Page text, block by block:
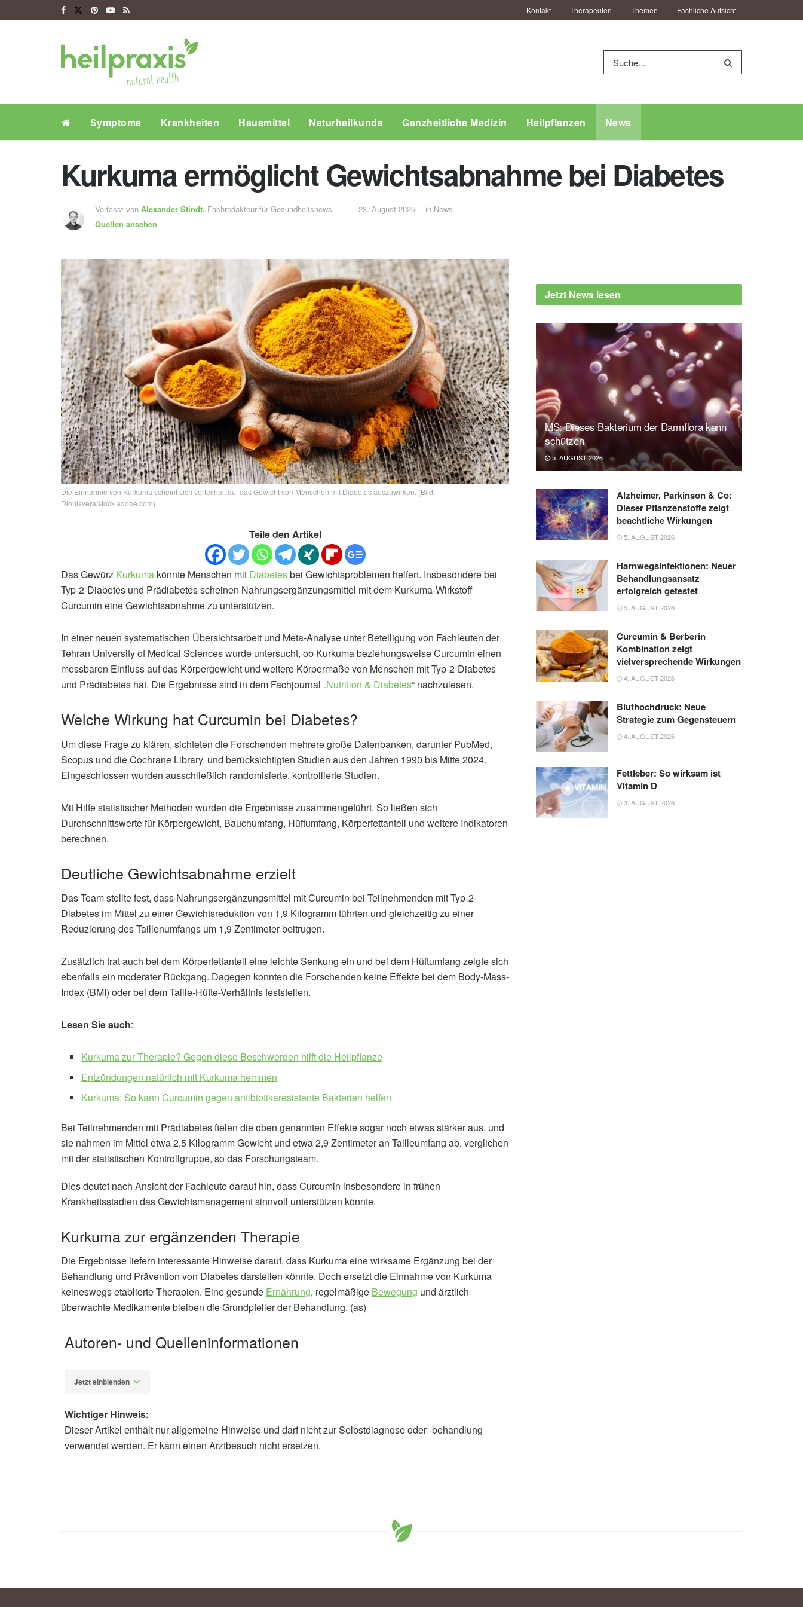
Kontakt Therapeuten Themen Fachliche Aufsicht
Symptome Krankheiten Hausmittel Naturheilkunde Ganzheitliche Medizin Heilpflanzen News
Kurkuma ermöglicht Gewichtsabnahme bei Diabetes
Verfasst von Alexander Stindt, Fachredakteur für Gesundheitsnews
Quellen ansehen
23. August 2025 in News
Die Einnahme von Kurkuma scheint sich vorteilhaft auf das Gewicht von Menschen mit Diabetes auszuwirken. (Bild:
Dionisvera/stock.adobe.com)
Teile den Artikel
Das Gewürz Kurkuma könnte Menschen mit Diabetesbei Gewichtsproblemen helfen. Insbesondere bei
Typ-2-Diabetes und Prädiabetes scheinen Nahrungsergänzungsmittel mit dem Kurkuma-Wirkstoff
Curcumin eine Gewichtsabnahme zu unterstützen.
In einer neuen systematischen Übersichtsarbeit und Meta-Analyse unter Beteiligung von Fachleuten der
Tehran University of Medical Sciences wurde untersucht, ob Kurkuma beziehungsweise Curcumin einen
messbaren Einfluss auf das Körpergewicht und weitere Körpermaße von Menschen mit Typ-2-Diabetes
und Prädiabetes hat. Die Ergebnisse sind in dem Fachjournal „Nutrition & Diabetes“ nachzulesen.
Welche Wirkung hat Curcumin bei Diabetes?
Um diese Frage zu klären, sichteten die Forschenden mehrere große Datenbanken, darunter PubMed,
Scopus und die Cochrane Library, und berücksichtigten Studien aus den Jahren 1990 bis Mitte 2024.
Eingeschlossen wurden ausschließlich randomisierte, kontrollierte Studien.
Mit Hilfe statistischer Methoden wurden die Ergebnisse zusammengeführt. So ließen sich
Durchschnittswerte für Körpergewicht, Bauchumfang, Hüftumfang, Körperfettanteil und weitere Indikatoren
berechnen.
Deutliche Gewichtsabnahme erzielt
Das Team stellte fest, dass Nahrungsergänzungsmittel mit Curcumin bei Teilnehmenden mit Typ-2-
Diabetes im Mittel zu einer Gewichtsreduktion von 1,9 Kilogramm führten und gleichzeitig zu einer
Reduzierung des Taillenumfangs um 1,9 Zentimeter beitrugen.
Zusätzlich trat auch bei dem Körperfettanteil eine leichte Senkung ein und bei dem Hüftumfang zeigte sich
ebenfalls ein moderater Rückgang. Dagegen konnten die Forschenden keine Effekte bei dem Body-Mass-
Index (BMI) oder bei dem Taille-Hüfte-Verhältnis feststellen.
Lesen Sie auch:
Kurkuma zur Therapie? Gegen diese Beschwerden hilft die Heilpflanze
Entzündungen natürlich mit Kurkuma hemmen
Kurkuma: So kann Curcumin gegen antibiotikaresistente Bakterien helfen
Bei Teilnehmenden mit Prädiabetes fielen die oben genannten Effekte sogar noch etwas stärker aus, und
sie nahmen im Mittel etwa 2,5 Kilogramm Gewicht und etwa 2,9 Zentimeter an Tailleumfang ab, verglichen
mit der statistischen Kontrollgruppe, so das Forschungsteam.
Dies deutet nach Ansicht der Fachleute darauf hin, dass Curcumin insbesondere in frühen
Krankheitsstadien das Gewichtsmanagement sinnvoll unterstützen könnte.
Kurkuma zur ergänzenden Therapie
Die Ergebnisse liefern interessante Hinweise darauf, dass Kurkuma eine wirksame Ergänzung bei der
Behandlung und Prävention von Diabetes darstellen könnte. Doch ersetzt die Einnahme von Kurkuma
keineswegs etablierte Therapien. Eine gesunde Ernährung, regelmäßige Bewegung und ärztlich
überwachte Medikamente bleiben die Grundpfeiler der Behandlung. (as)
Autoren- und Quelleninformationen
Jetzt einblenden
Alexander Stindt
Nutrition & Diabetes
Wichtiger Hinweis:
Dieser Artikel enthält nur allgemeine Hinweise und darf nicht zur Selbstdiagnose oder -behandlung
verwendet werden. Er kann einen Arztbesuch nicht ersetzen.
Jetzt News lesen
MS: Dieses Bakterium der Darmflora kann
schützen
5. AUGUST 2026
Alzheimer, Parkinson & Co:
Dieser Pflanzenstoffe zeigt
beachtliche Wirkungen
5. AUGUST 2026
Harnwegsinfektionen: Neuer
Behandlungsansatz
erfolgreich getestet
5. AUGUST 2026
Curcumin & Berberin
Kombination zeigt
vielversprechende Wirkungen
4. AUGUST 2026
Bluthochdruck: Neue
Strategie zum Gegensteuern
4. AUGUST 2026
Fettleber: So wirksam ist
Vitamin D
3. AUGUST 2026